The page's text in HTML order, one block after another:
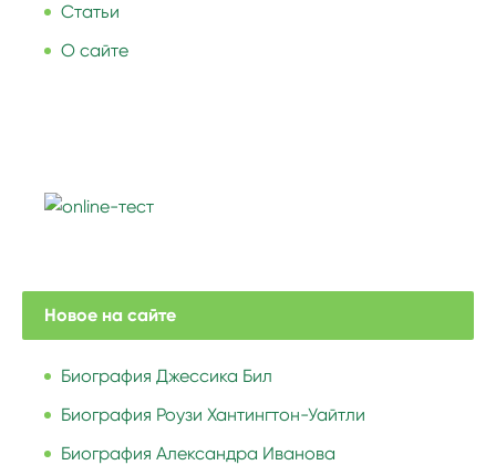
Статьи
О сайте
Новое на сайте
Биография Джессика Бил
Биография Роузи Хантингтон-Уайтли
Биография Александра Иванова